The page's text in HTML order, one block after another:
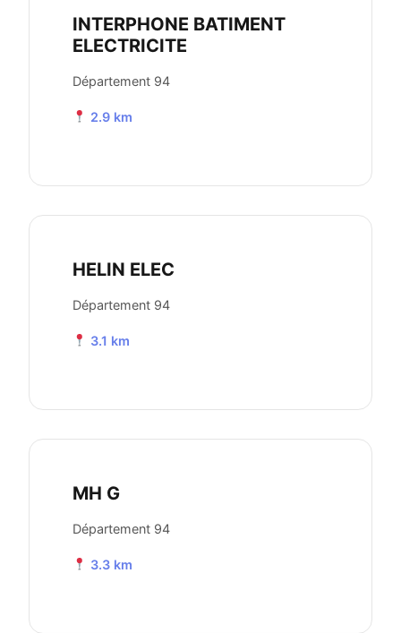
INTERPHONE BATIMENT
ELECTRICITE
Département 94
2.9 km
HELIN ELEC
Département 94
3.1 km
MH G
Département 94
3.3 km